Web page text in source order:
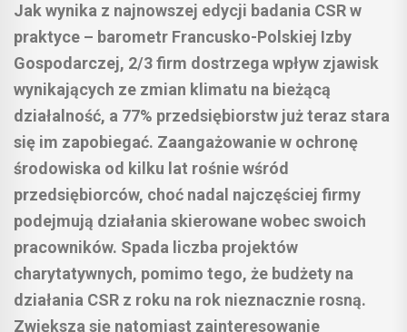
Jak wynika z najnowszej edycji badania CSR w
praktyce – barometr Francusko-Polskiej Izby
Gospodarczej, 2/3 firm dostrzega wpływ zjawisk
wynikających ze zmian klimatu na bieżącą
działalność, a 77% przedsiębiorstw już teraz stara
się im zapobiegać. Zaangażowanie w ochronę
środowiska od kilku lat rośnie wśród
przedsiębiorców, choć nadal najczęściej firmy
podejmują działania skierowane wobec swoich
pracowników. Spada liczba projektów
charytatywnych, pomimo tego, że budżety na
działania CSR z roku na rok nieznacznie rosną.
Zwiększa się natomiast zainteresowanie